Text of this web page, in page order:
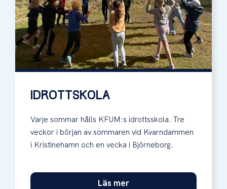
IDROTTSKOLA
Varje sommar hålls KFUM:s idrottsskola. Tre
veckor i början av sommaren vid Kvarndammen
i Kristinehamn och en vecka i Björneborg.
Läs mer